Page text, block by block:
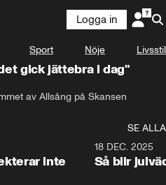
Logga in
Sport Nöje Livsstil
gick jättebra i dag"
av Allsång på Skansen
SE ALLA
inte
18 DEC. 2025
Så blir